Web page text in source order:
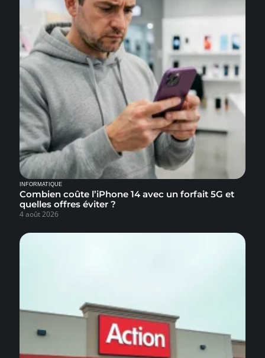
INFORMATIQUE
Combien coûte l’iPhone 14 avec un forfait 5G et
quelles offres éviter ?
4 août 2026